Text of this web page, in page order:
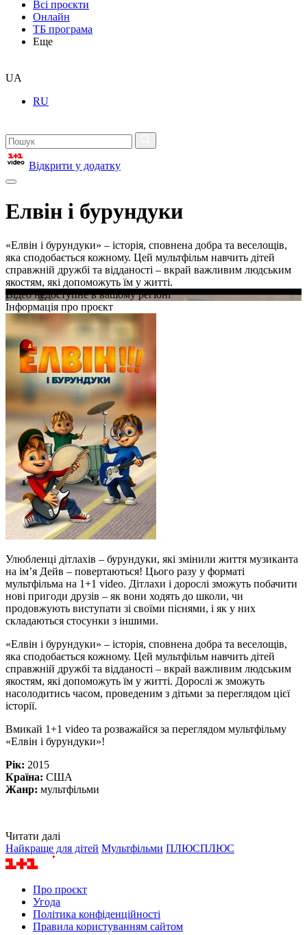
Всі проєкти
Онлайн
ТБ програма
Еще
UA
RU
Відкрити у додатку
Елвін і бурундуки
«Елвін і бурундуки» – історія, сповнена добра та веселощів,
яка сподобається кожному. Цей мультфільм навчить дітей
справжній дружбі та відданості – вкрай важливим людським
якостям, які допоможуть їм у житті.
Відео недоступне в вашому регіоні
Інформація про проєкт
Улюбленці дітлахів – бурундуки, які змінили життя музиканта
на ім’я Дейв – повертаються! Цього разу у форматі
мультфільма на 1+1 video. Дітлахи і дорослі зможуть побачити
нові пригоди друзів – як вони ходять до школи, чи
продовжують виступати зі своїми піснями, і як у них
складаються стосунки з іншими.
«Елвін і бурундуки» – історія, сповнена добра та веселощів,
яка сподобається кожному. Цей мультфільм навчить дітей
справжній дружбі та відданості – вкрай важливим людським
якостям, які допоможуть їм у житті. Дорослі ж зможуть
насолодитись часом, проведеним з дітьми за переглядом цієї
історії.
Вмикай 1+1 video та розважайся за переглядом мультфільму
«Елвін і бурундуки»!
Рік: 2015
Країна: США
Жанр: мультфільми
Читати далі
Найкраще для дітей Мультфільми ПЛЮСПЛЮС
Про проєкт
Угода
Політика конфіденційності
Правила користуванням сайтом